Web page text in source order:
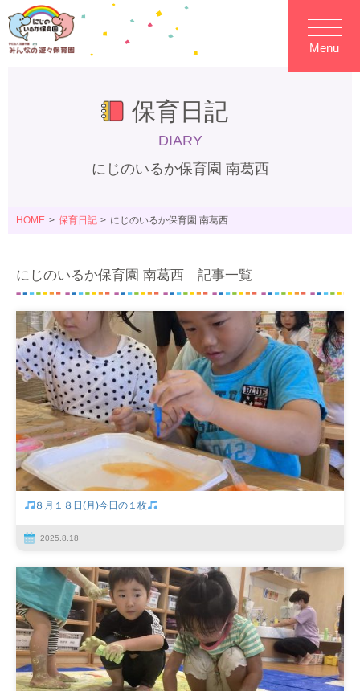
Menu
保育日記
DIARY
にじのいるか保育園 南葛西
HOME 保育日記 にじのいるか保育園 南葛西
にじのいるか保育園 南葛西 記事一覧
８月１８日(月)今日の１枚
2025.8.18